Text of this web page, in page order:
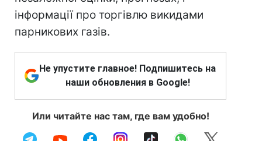
інформації про торгівлю викидами
парникових газів.
Не упустите главное! Подпишитесь на
наши обновления в Google!
Или читайте нас там, где вам удобно!